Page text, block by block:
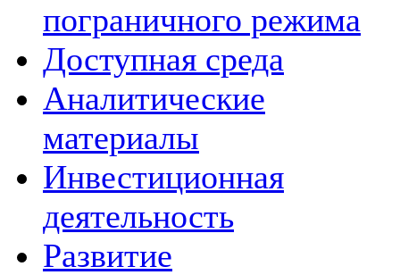
пограничного режима
Доступная среда
Аналитические
материалы
Инвестиционная
деятельность
Развитие